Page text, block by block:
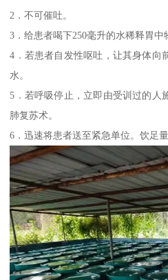
2．不可催吐。
3．给患者喝下250毫升的水稀释胃中
4．若患者自发性呕吐，让其身体向
水。
5．若呼吸停止，立即由受训过的人
肺复苏术。
6．迅速将患者送至紧急单位。饮足